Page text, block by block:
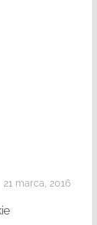
21 marca, 2016